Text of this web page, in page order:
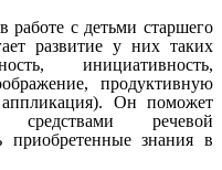
с детьми старшего
развитие у них таких
инициативность,
продуктивную
аппликация). Он поможет
речевой
приобретенные знания в